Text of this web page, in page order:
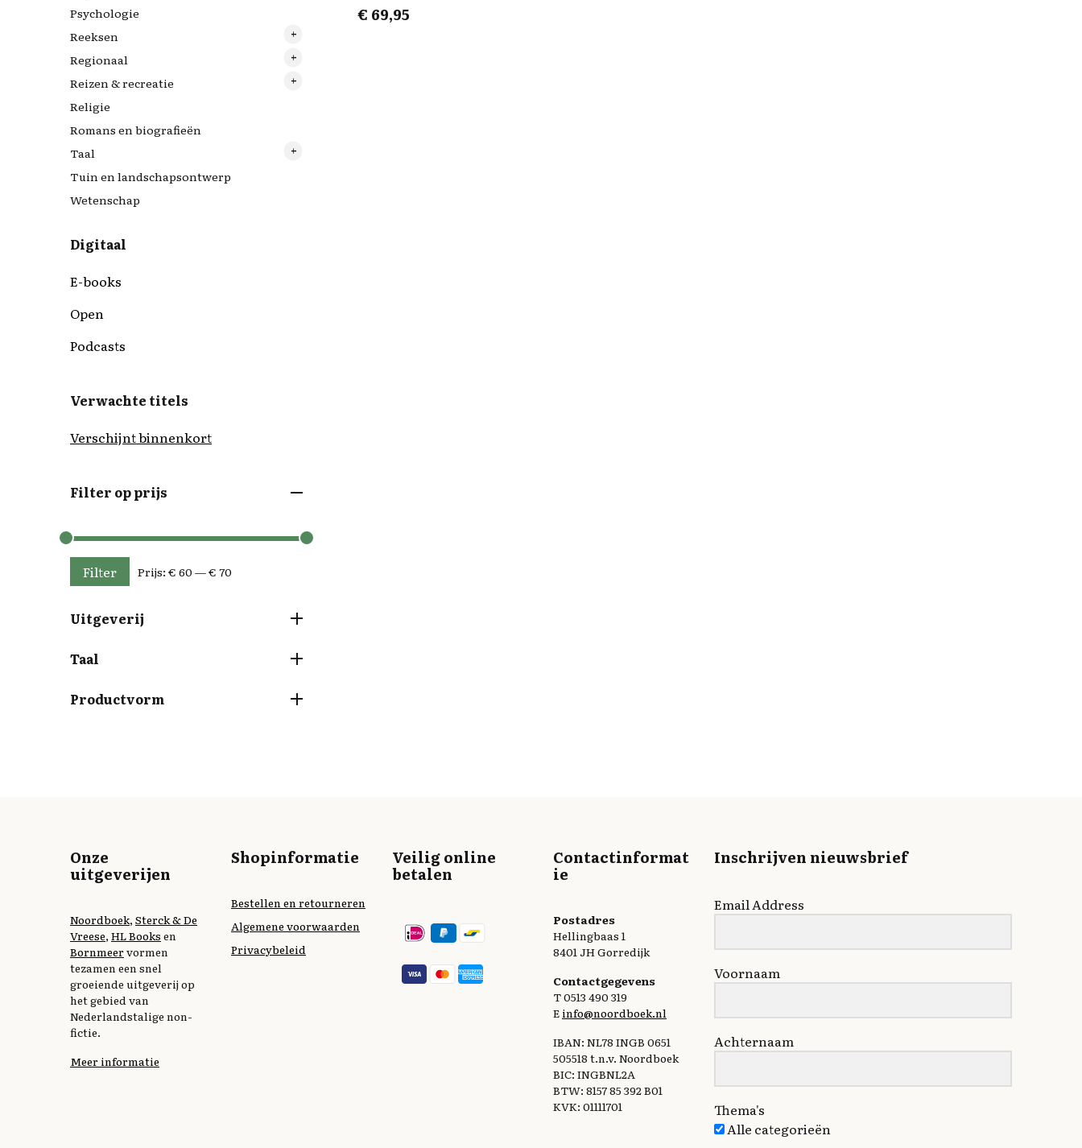
€ 69,95
Psychologie
Reeksen
10 feiten die je zou moeten kennen
24 uur in
Biografiereeks Over leven
De Scharrelaar
Filosofische standaardwerken
Grote ...boek
Regionaal
Drenthe
Friestalig
Fryslân
Reizen & recreatie
Italië
Religie
Romans en biografieën
Taal
Engelstalig
Tuin en landschapsontwerp
Wetenschap
Digitaal
E-books
Open
Podcasts
Verwachte titels
Verschijnt binnenkort
Filter op prijs
Min. prijs
Max. prijs
Filter Prijs: € 60 —€ 70
Uitgeverij
Taal
Productvorm
Onze
uitgeverijen
Noordboek, Sterck & De
Vreese, HL Books en
Bornmeervormen
tezamen een snel
groeiende uitgeverij op
het gebied van
Nederlandstalige non-
fictie.
Meer informatie
Shopinformatie
Bestellen en retourneren
Algemene voorwaarden
Privacybeleid
Veilig online
betalen
Contactinformat
ie
Postadres
Hellingbaas 1
8401 JH Gorredijk
Contactgegevens
T 0513 490 319
E info@noordboek.nl
IBAN: NL78 INGB 0651
505518 t.n.v. Noordboek
BIC: INGBNL2A
BTW: 8157 85 392 B01
KVK: 01111701
Inschrijven nieuwsbrief
Email Address
Voornaam
Achternaam
Thema's
Alle categorieën